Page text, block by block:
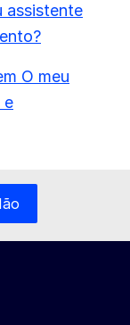
assistente
O meu
e